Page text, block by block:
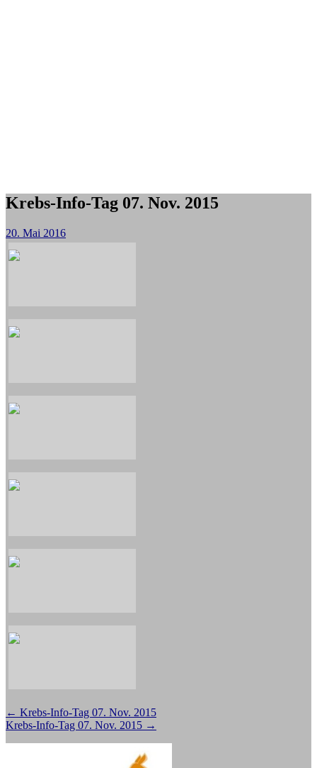
Krebs-Info-Tag 07. Nov. 2015
20. Mai 2016
Beitragsnavigation
← Krebs-Info-Tag 07. Nov. 2015
Krebs-Info-Tag 07. Nov. 2015 →